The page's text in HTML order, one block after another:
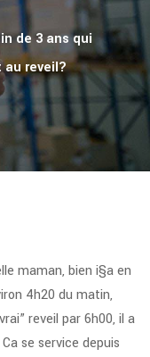
de 3 ans qui
reveil?
maman, bien i§a en
4h20 du matin,
reveil par 6h00, il a
se service depuis